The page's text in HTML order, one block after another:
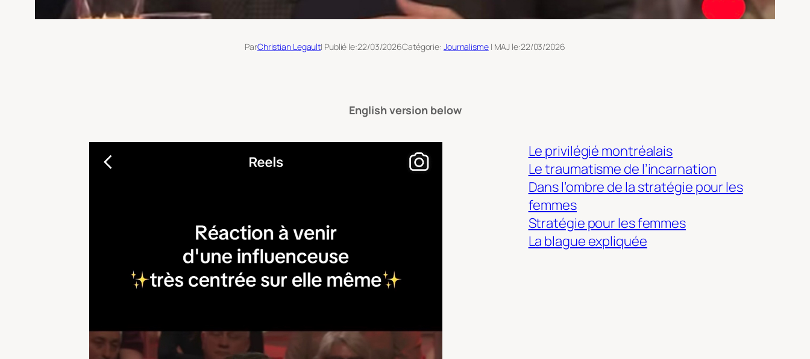
ParChristian Legault| Publié le:22/03/2026Catégorie: Journalisme| MAJ le:22/03/2026
English version below
Le privilégié montréalais
Le traumatisme de l’incarnation
Dans l’ombre de la stratégie pour les
femmes
Stratégie pour les femmes
La blague expliquée